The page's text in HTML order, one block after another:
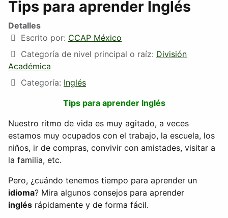
Tips para aprender Inglés
Detalles
Escrito por: CCAP México
Categoría de nivel principal o raíz: División
Académica
Categoría: Inglés
Tips para aprender Inglés
Nuestro ritmo de vida es muy agitado, a veces
estamos muy ocupados con el trabajo, la escuela, los
niños, ir de compras, convivir con amistades, visitar a
la familia, etc.
Pero, ¿cuándo tenemos tiempo para aprender un
idioma? Mira algunos consejos para aprender
inglés rápidamente y de forma fácil.